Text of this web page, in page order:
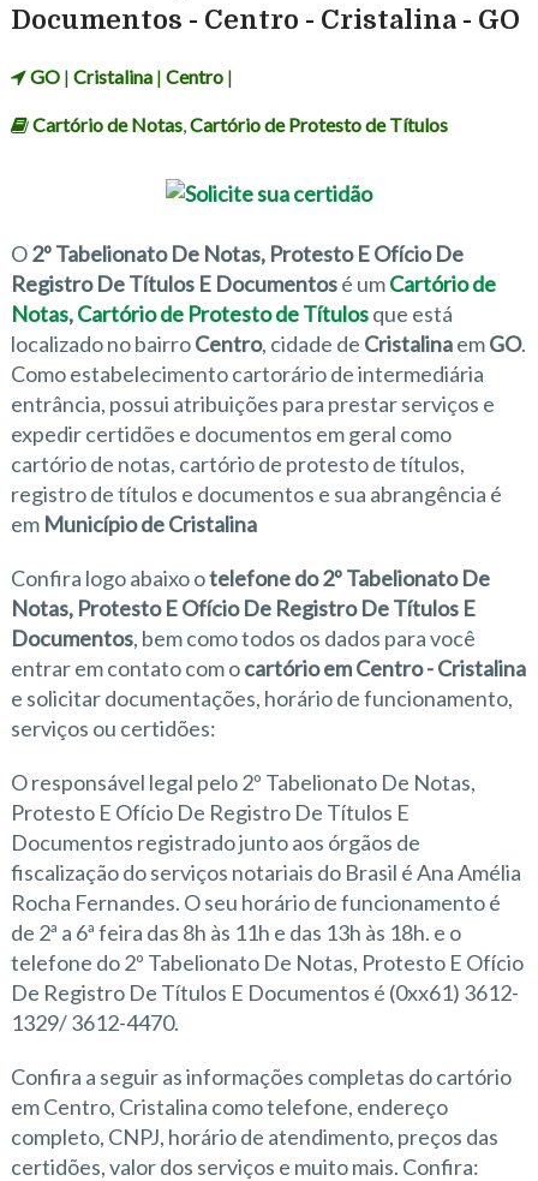
Documentos - Centro - Cristalina - GO
GO| Cristalina| Centro|
Cartório de Notas,Cartório de Protesto de Títulos
O2º Tabelionato De Notas, Protesto E Ofício De
Registro De Títulos E Documentosé umCartório de
Notas,Cartório de Protesto de Títulosque está
localizado no bairroCentro, cidade de CristalinaemGO.
Como estabelecimento cartorário de intermediária
entrância, possui atribuições para prestar serviços e
expedir certidões e documentos em geral como
cartório de notas, cartório de protesto de títulos,
registro de títulos e documentos e sua abrangência é
em Município de Cristalina
Confira logo abaixo otelefone do 2º Tabelionato De
Notas, Protesto E Ofício De Registro De Títulos E
Documentos, bem como todos os dados para você
entrar em contato com ocartório em Centro - Cristalina
e solicitar documentações, horário de funcionamento,
serviços ou certidões:
O responsável legal pelo 2º Tabelionato De Notas,
Protesto E Ofício De Registro De Títulos E
Documentos registrado junto aos órgãos de
fiscalização do serviços notariais do Brasil é Ana Amélia
Rocha Fernandes. O seu horário de funcionamento é
de 2ª a 6ª feira das 8h às 11h e das 13h às 18h. e o
telefone do 2º Tabelionato De Notas, Protesto E Ofício
De Registro De Títulos E Documentos é (0xx61) 3612-
1329/ 3612-4470.
Confira a seguir as informações completas do cartório
em Centro, Cristalina como telefone, endereço
completo, CNPJ, horário de atendimento, preços das
certidões, valor dos serviços e muito mais. Confira: